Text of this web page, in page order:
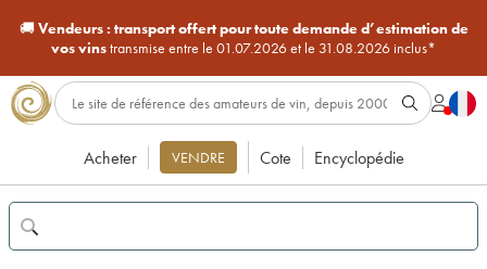
🚚Vendeurs : transport offert pour toute demande d’estimation de
vos vinstransmise entre le 01.07.2026 et le 31.08.2026 inclus*
Acheter VENDRE Cote Encyclopédie